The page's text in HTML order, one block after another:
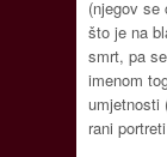
(njegov
što je na
smrt, pa
imenom
umjetnosti
rani